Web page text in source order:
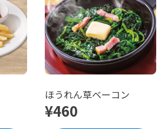
ほうれん草ベーコン
¥460